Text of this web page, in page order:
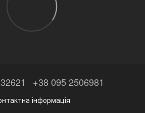
+38 095 2506981
інформація